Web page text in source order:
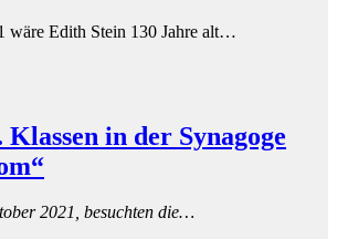
wäre Edith Stein 130 Jahre alt…
Klassen in der Synagoge
2021, besuchten die…